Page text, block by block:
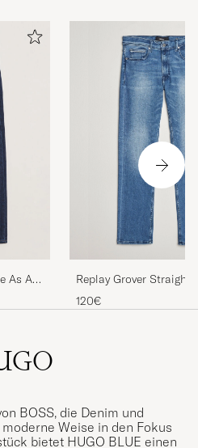
As A
Replay Grover Straight
Powerstretch Jeans
120€
BOSS, die Denim und
Weise in den Fokus
bietet HUGO BLUE einen